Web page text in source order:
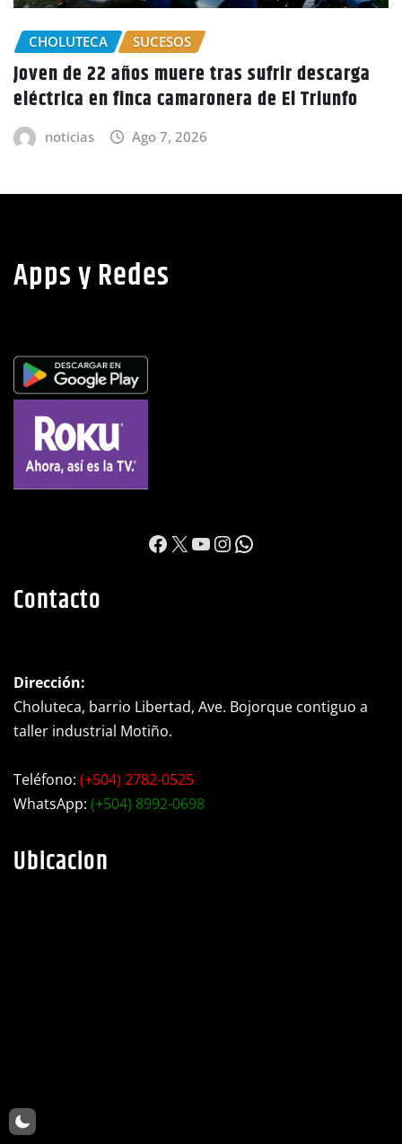
GOBIERNO HONDURAS NACIONALES
CIDH escucha denuncias por uso de juicios
políticos y debilidad de la independencia
noticias Ago 6, 2026
Choluteca, barrio Libertad, Ave. Bojorque contiguo a
taller industrial Motiño.
WhatsApp:(+504) 8992-0698